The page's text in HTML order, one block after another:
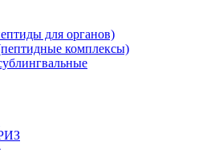
для органов)
комплексы)